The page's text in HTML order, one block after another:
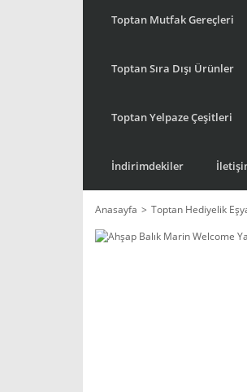
Toptan Mutfak Gereçleri
Toptan Sıra Dışı Ürünler
Toptan Yelpaze Çeşitleri
İndirimdekiler
Anasayfa Toptan Hediyelik